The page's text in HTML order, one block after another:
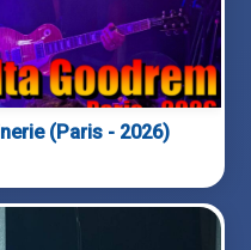
(Paris - 2026)